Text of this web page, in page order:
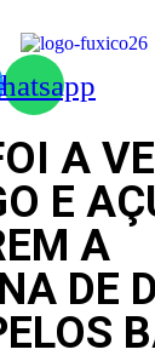
A
E
A
DE